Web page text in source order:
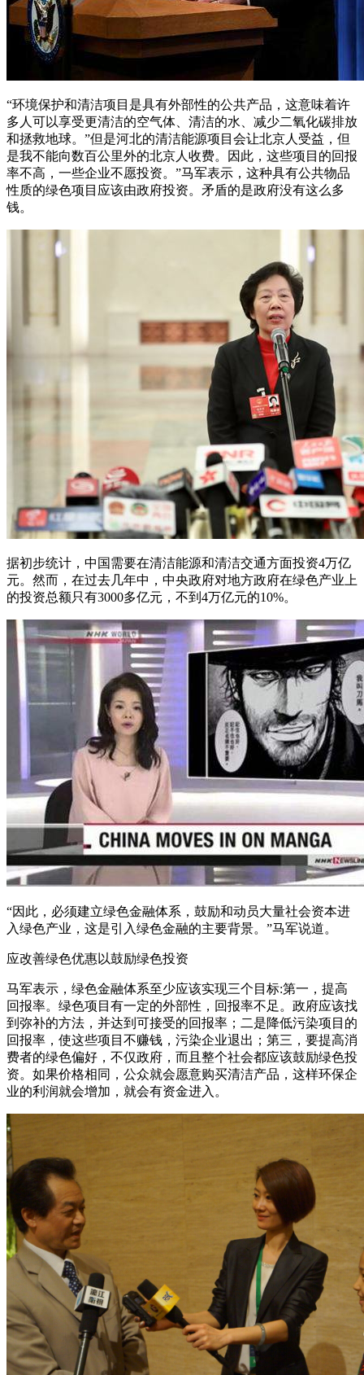
“环境保护和清洁项目是具有外部性的公共产品，这意味着许
多人可以享受更清洁的空气体、清洁的水、减少二氧化碳排放
和拯救地球。”但是河北的清洁能源项目会让北京人受益，但
是我不能向数百公里外的北京人收费。因此，这些项目的回报
率不高，一些企业不愿投资。”马军表示，这种具有公共物品
性质的绿色项目应该由政府投资。矛盾的是政府没有这么多
钱。
据初步统计，中国需要在清洁能源和清洁交通方面投资4万亿
元。然而，在过去几年中，中央政府对地方政府在绿色产业上
的投资总额只有3000多亿元，不到4万亿元的10%。
“因此，必须建立绿色金融体系，鼓励和动员大量社会资本进
入绿色产业，这是引入绿色金融的主要背景。”马军说道。
应改善绿色优惠以鼓励绿色投资
马军表示，绿色金融体系至少应该实现三个目标:第一，提高
回报率。绿色项目有一定的外部性，回报率不足。政府应该找
到弥补的方法，并达到可接受的回报率；二是降低污染项目的
回报率，使这些项目不赚钱，污染企业退出；第三，要提高消
费者的绿色偏好，不仅政府，而且整个社会都应该鼓励绿色投
资。如果价格相同，公众就会愿意购买清洁产品，这样环保企
业的利润就会增加，就会有资金进入。